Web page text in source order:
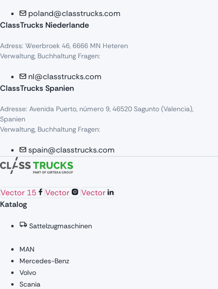
poland@classtrucks.com
ClassTrucks Niederlande​
Adress: Weerbroek 46, 6666 MN Heteren
Verwaltung, Buchhaltung Fragen:
nl@classtrucks.com
ClassTrucks Spanien
Adresse: Avenida Puerto, número 9, 46520 Sagunto (Valencia),
Spanien
Verwaltung, Buchhaltung Fragen:
spain@classtrucks.com
Vector 15 Vector
Vector
Katalog
Sattelzugmaschinen
MAN
Mercedes-Benz
Volvo
Scania